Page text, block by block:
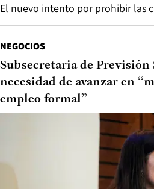
El nuevo intento por prohibir las
NEGOCIOS
Subsecretaria de Previsión
necesidad de avanzar en
empleo formal”